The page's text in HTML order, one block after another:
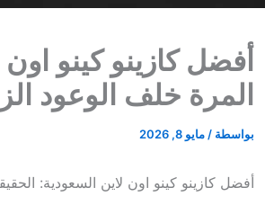
أفضل كازينو كينو
المرة خلف الوعود
بواسطة / مايو 8, 2026
أفضل كازينو كينو اون لاين السعودية: